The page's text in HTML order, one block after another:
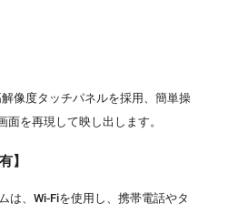
像度タッチパネルを採用、簡単操
を再現して映し出します。
】
は、Wi-Fiを使用し、携帯電話やタ